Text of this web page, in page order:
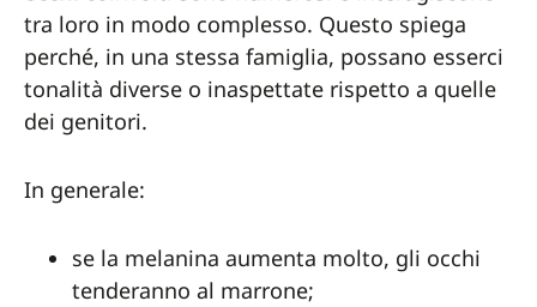
tra loro in modo complesso. Questo spiega
perché, in una stessa famiglia, possano esserci
tonalità diverse o inaspettate rispetto a quelle
dei genitori.
In generale:
se la melanina aumenta molto, gli occhi
tenderanno al marrone;